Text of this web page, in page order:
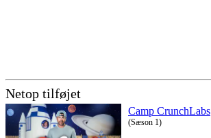
Netop tilføjet
Camp CrunchLabs
(Sæson 1)